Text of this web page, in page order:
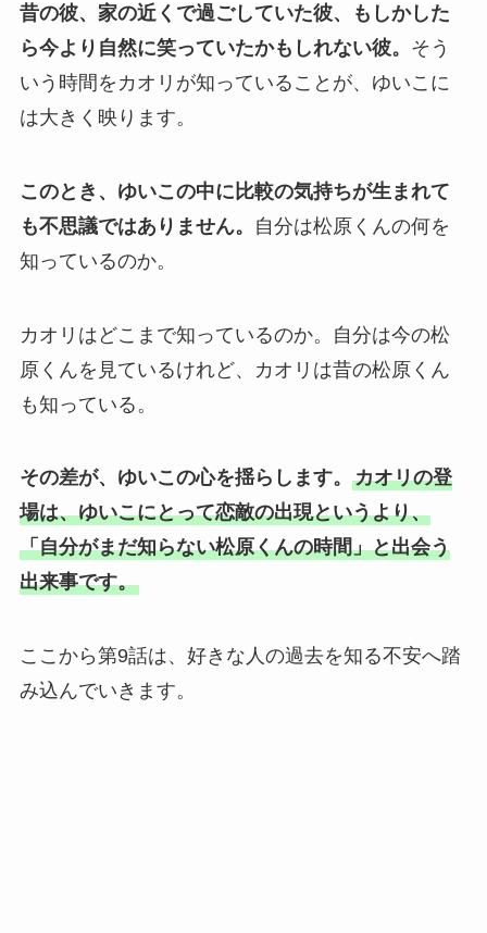
昔の彼、家の近くで過ごしていた彼、もしかした
ら今より自然に笑っていたかもしれない彼。 そう
いう時間をカオリが知っていることが、ゆいこに
は大きく映ります。
このとき、ゆいこの中に比較の気持ちが生まれて
も不思議ではありません。
自分は松原くんの何を
知っているのか。
カオリはどこまで知っているのか。自分は今の松
原くんを見ているけれど、カオリは昔の松原くん
も知っている。
その差が、ゆいこの心を揺らします。 カオリの登
場は、ゆいこにとって恋敵の出現というより、
「自分がまだ知らない松原くんの時間」と出会う
出来事です。
ここから第9話は、好きな人の過去を知る不安へ踏
み込んでいきます。